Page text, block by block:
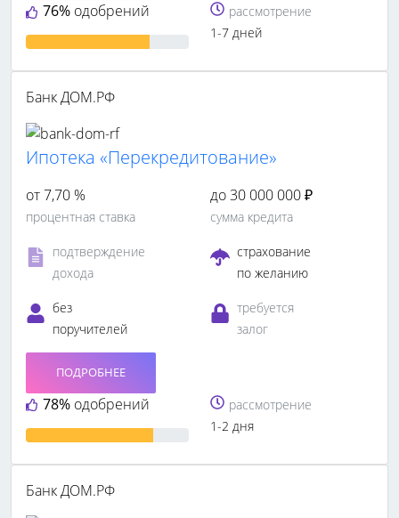
76% одобрений
рассмотрение
1-7 дней
Банк ДОМ.РФ
Ипотека «Перекредитование»
от 7,70 %
процентная ставка
до 30 000 000 ₽
сумма кредита
подтверждение
дохода
страхование
по желанию
без
поручителей
требуется
залог
78% одобрений
ПОДРОБНЕЕ
рассмотрение
1-2 дня
Банк ДОМ.РФ